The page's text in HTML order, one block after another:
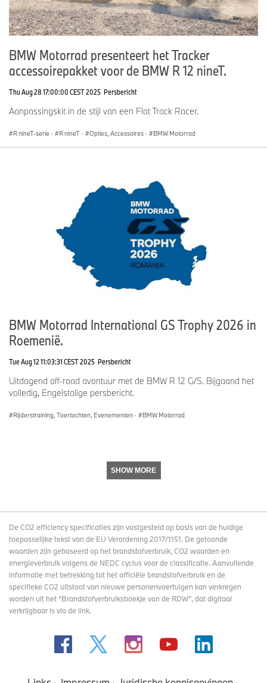
BMW Motorrad presenteert het Tracker
accessoirepakket voor de BMW R 12 nineT.
Thu Aug 28 17:00:00 CEST 2025 Persbericht
Aanpassingskit in de stijl van een Flat Track Racer.
R nineT-serie · R nineT · Opties, Accessoires · BMW Motorrad
BMW Motorrad International GS Trophy 2026 in
Roemenië.
Tue Aug 12 11:03:31 CEST 2025 Persbericht
Uitdagend off-road avontuur met de BMW R 12 G/S. Bijgaand het
volledig, Engelstalige persbericht.
Rijderstraining, Toertochten, Evenementen · BMW Motorrad
SHOW MORE
De CO2 efficiency specificaties zijn vastgesteld op basis van de huidige
toepasselijke tekst van de EU Verordening 2017/1151. De getoonde
waarden zijn gebaseerd op het brandstofverbruik, CO2 waarden en
energieverbruik volgens de NEDC cyclus voor de classificatie. Aanvullende
informatie met betrekking tot het officiële brandstofverbruik en de
specifieke CO2 uitstoot van nieuwe personenvoertuigen kan verkregen
worden uit het “Brandstofverbruiksboekje van de RDW”, dat digitaal
verkrijgbaaris via de link.